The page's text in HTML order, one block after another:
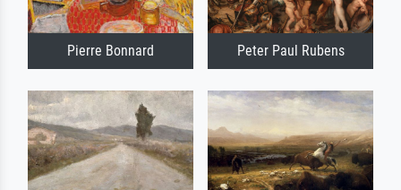
Pierre Bonnard Peter Paul Rubens